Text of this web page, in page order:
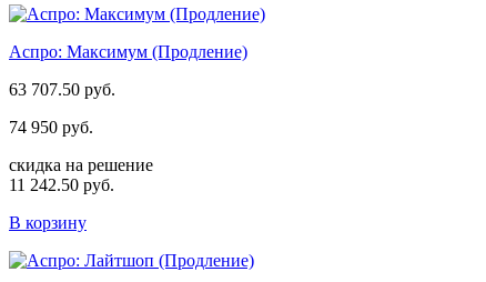
Аспро: Максимум (Продление)
63 707.50 руб.
74 950 руб.
скидка на решение
11 242.50 руб.
В корзину